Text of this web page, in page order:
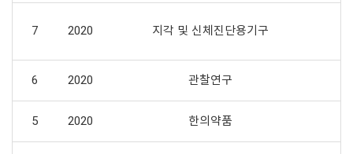
7 2020 지각 및 신체진단용기구
6 2020 관찰연구
5 2020 한의약품